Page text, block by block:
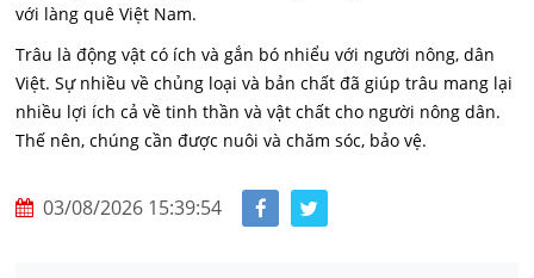
với làng quê Việt Nam.
Trâu là động vật có ích và gắn bó nhiểu với người nông, dân
Việt. Sự nhiều về chủng loại và bản chất đã giúp trâu mang lại
nhiều lợi ích cả về tinh thần và vật chất cho người nông dân.
Thế nên, chúng cần được nuôi và chăm sóc, bảo vệ.
03/08/2026 15:39:54